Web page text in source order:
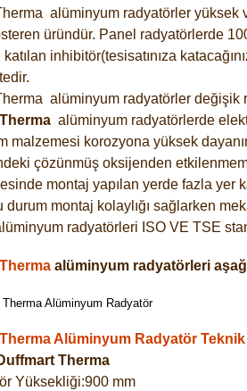
alüminyum radyatörler yüksek
üründür. Panel radyatörlerde
inhibitör(tesisatınıza
alüminyum radyatörler
Therma alüminyum radyatörlerde
malzemesi korozyona yüksek
çözünmüş oksijenden
montaj yapılan yerde fazla
durum montaj kolaylığı sağlarken
radyatörleri ISO VE TSE
alüminyum radyatörleri
Alüminyum Radyatör
Therma
Yüksekliği:900 mm